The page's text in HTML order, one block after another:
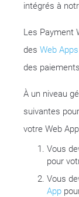
intégrés à
Les Payment
des Web Apps
des
À un niveau
suivantes
votre Web
Vous
pour
Vous
App